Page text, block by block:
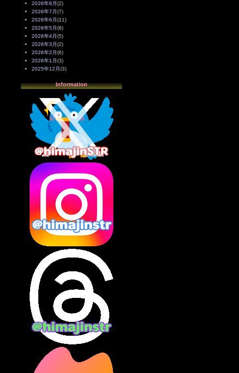
2026年8月(2)
2026年7月(7)
2026年6月(11)
2026年5月(8)
2026年4月(5)
2026年3月(2)
2026年2月(6)
2026年1月(3)
2025年12月(3)
2025年10月(3)
2025年8月 (3)
2025年7月(2)
2025年6月(1)
2025年5月
(7)
2025年4月(2)
2025年3月 (8)
2025年2月(10)
2025年1月
2024年12月
2024年11月(13)
2024年10月
2024年9月 (14)
2024年8月 (13)
2024年7月
(7)
2024年6月(10)
2024年5月(12)
2024年4月(15)
2024年3月
2024年1月
2023年12月
2023年11月 (4)
2023年10月
(3)
2023年9月
2023年8月(12)
2023年7月
(14)
2023年6月
2023年5月
(5)
2023年4月(6)
2023年3月
(3)
2023年1月
2022年12月
2022年11月
Information